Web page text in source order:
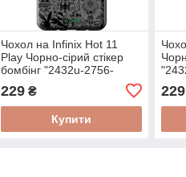
Чохол на Infinix Hot 11
Play Чорно-сірий стікер
бомбінг "2432u-2756-
229₴
Купити
229